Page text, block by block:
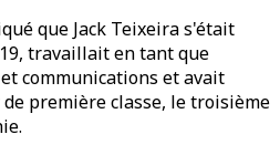
que Jack Teixeira s'était
travaillait en tant que
communications et avait
première classe, le troisième